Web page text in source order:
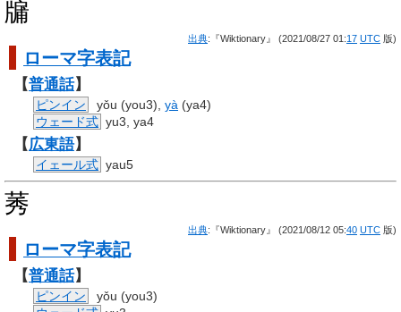
牖
出典:『Wiktionary』 (2021/08/27 01:17 UTC 版)
ローマ字表記
【普通話】
ピンイン yǒu (you3), yà (ya4)
ウェード式 yu3, ya4
【広東語】
イェール式 yau5
莠
出典:『Wiktionary』 (2021/08/12 05:40 UTC 版)
ローマ字表記
【普通話】
ピンイン
yǒu (you3)